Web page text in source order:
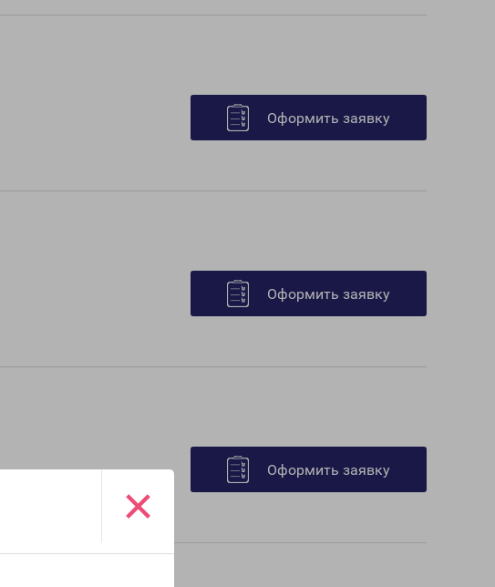
×
Оформить заявку
Оформить заявку
Оформить заявку